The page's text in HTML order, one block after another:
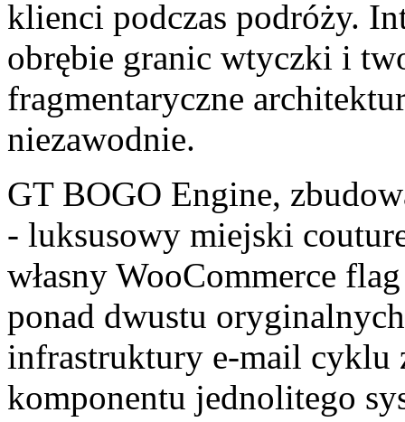
klienci podczas podróży.
obrębie granic wtyczki i
fragmentaryczne
niezawodnie.
GT BOGO Engine,
- luksusowy miejski
własny WooCommerce
ponad dwustu
infrastruktury e-mail cyklu
komponentu jednolitego